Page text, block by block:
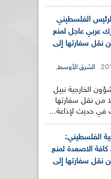
الفلسطيني
عربي عاجل لمنع
نقل سفارتها إلى
الشرق الأوسط,
الخارجية نبيل
من نقل سفارتها
في حديث لإذاعة...
الفلسطيني:
الاصعدة لمنع
نقل سفارتها إلى